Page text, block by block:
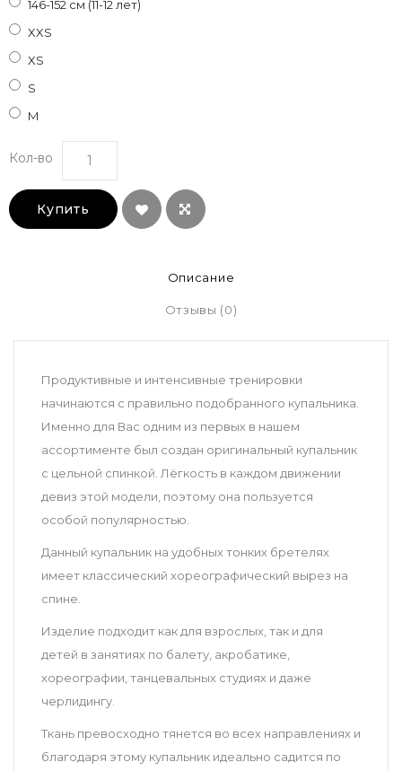
146-152 см (11-12 лет)
XXS
XS
S
M
Кол-во
Купить
Описание
Отзывы (0)
Продуктивные и интенсивные тренировки
начинаются с правильно подобранного купальника.
Именно для Вас одним из первых в нашем
ассортименте был создан оригинальный купальник
с цельной спинкой. Лёгкость в каждом движении
девиз этой модели, поэтому она пользуется
особой популярностью.
Данный купальник на удобных тонких бретелях
имеет классический хореографический вырез на
спине.
Изделие подходит как для взрослых, так и для
детей в занятиях по балету, акробатике,
хореографии, танцевальных студиях и даже
черлидингу.
Ткань превосходно тянется во всех направлениях и
благодаря этому купальник идеально садится по